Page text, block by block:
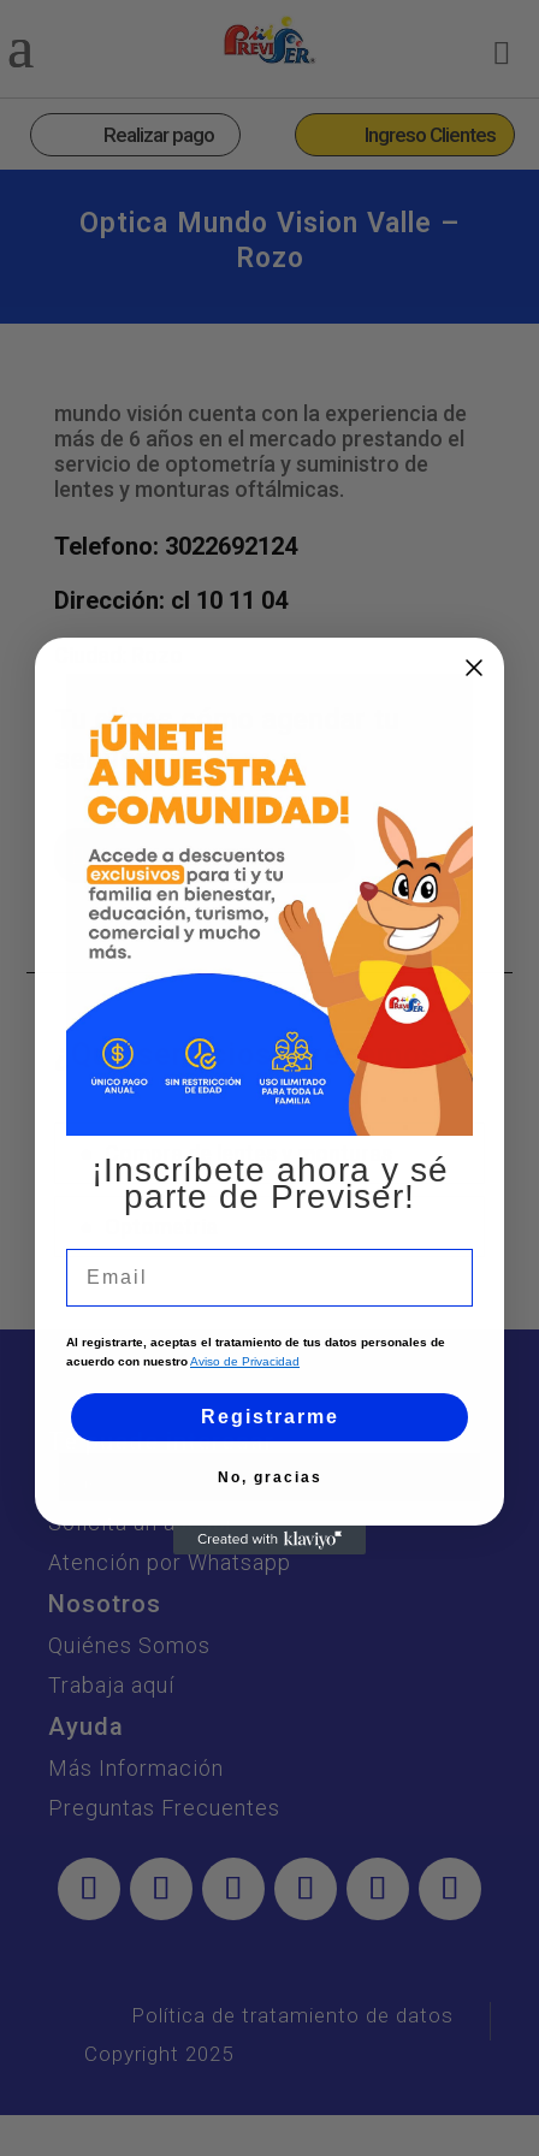
Realizar pago Ingreso Clientes
Optica Mundo Vision Valle –
Rozo
mundo visión cuenta con la experiencia de
más de 6 años en el mercado prestando el
servicio de optometría y suministro de
lentes y monturas oftálmicas.
Telefono: 3022692124
Dirección: cl 10 11 04
Tu eliges cómo agendar tu
servicio
Instagram
¿Qué servicios ofrecemos?
Compra de lentes y monturas
Te puede interesar
Solicita un asesor
Atención por Whatsapp
Nosotros
Quiénes Somos
Trabaja aquí
Ayuda
Más Información
Preguntas Frecuentes
Política de tratamiento de datos
Copyright 2025
¡Inscríbete ahora y sé
parte de Previser!
Al registrarte, aceptas el tratamiento de tus datos personales de
acuerdo con nuestroAviso de Privacidad
Registrarme
No, gracias